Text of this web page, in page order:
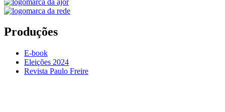
Produções
E-book
Eleições 2024
Revista Paulo Freire